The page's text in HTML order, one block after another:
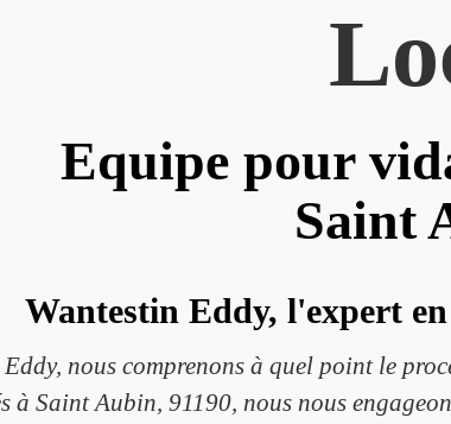
Equipe pour
Saint
Wantestin Eddy, l'expert en
nous comprenons à quel point le
à Saint Aubin, 91190, nous nous